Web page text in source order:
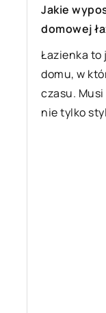
Jakie
domowej
Łazienka to
domu, w
czasu.
nie tylko